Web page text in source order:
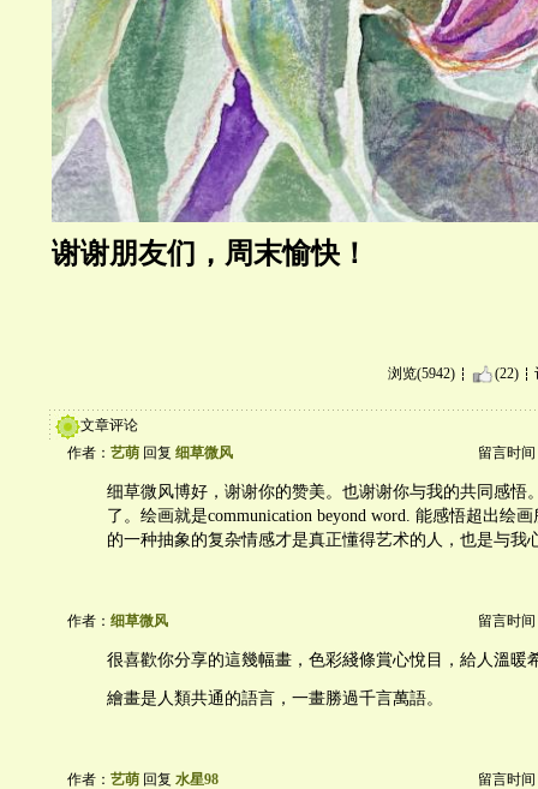
谢谢朋友们，周末愉快！
浏览(5942) (22)
文章评论
作者： 艺萌 回复 细草微风 留言时间
细草微风博好，谢谢你的赞美。也谢谢你与我的共同感悟
了。绘画就是communication beyond word. 能感悟超出绘
的一种抽象的复杂情感才是真正懂得艺术的人，也是与我
作者： 细草微风 留言时间
很喜歡你分享的這幾幅畫，色彩綫條賞心悅目，給人溫暖
繪畫是人類共通的語言，一畫勝過千言萬語。
作者： 艺萌 回复 水星98 留言时间